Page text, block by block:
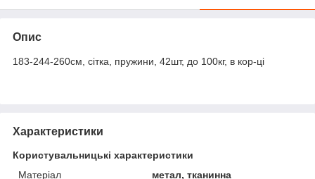
Опис
183-244-260см, сітка, пружини, 42шт, до 100кг, в кор-ці
Характеристики
Користувальницькі характеристики
Матеріал
метал, тканинна